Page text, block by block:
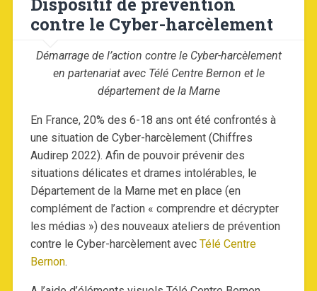
contre le Cyber-harcèlement
Démarrage de l’action contre le Cyber-harcèlement
en partenariat avec Télé Centre Bernon et le
département de la Marne
En France, 20% des 6-18 ans ont été confrontés à
une situation de Cyber-harcèlement (Chiffres
Audirep 2022). Afin de pouvoir prévenir des
situations délicates et drames intolérables, le
Département de la Marne met en place (en
complément de l’action « comprendre et décrypter
les médias ») des nouveaux ateliers de prévention
contre le Cyber-harcèlement avec Télé Centre
Bernon.